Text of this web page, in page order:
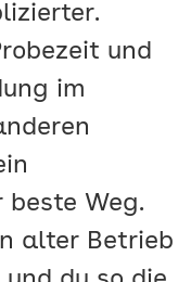
und
im
Weg.
alter Betrieb